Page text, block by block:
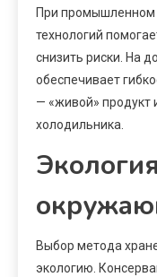
При промышленном
технологий
снизить риски. На
обеспечивает
— «живой» продукт
холодильника.
Выбор метода
экологию.